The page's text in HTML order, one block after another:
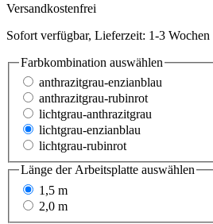
Versandkostenfrei
Sofort verfügbar, Lieferzeit: 1-3 Wochen
Farbkombination auswählen
anthrazitgrau-enzianblau
anthrazitgrau-rubinrot
lichtgrau-anthrazitgrau
lichtgrau-enzianblau
lichtgrau-rubinrot
Länge der Arbeitsplatte auswählen
1,5 m
2,0 m